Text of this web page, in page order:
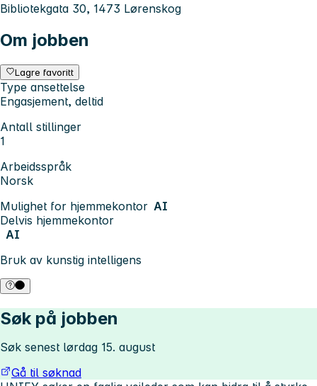
Bibliotekgata 30, 1473 Lørenskog
Om jobben
Lagre favoritt
Type ansettelse
Engasjement, deltid
Antall stillinger
1
Arbeidsspråk
Norsk
Mulighet for hjemmekontor AI
Delvis hjemmekontor
AI
Bruk av kunstig intelligens
Søk på jobben
Søk senest lørdag 15. august
Gå til søknad